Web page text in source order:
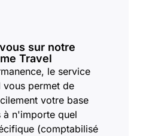
sur notre
Travel
le service
vous permet de
votre base
à n'importe quel
(comptabilisé